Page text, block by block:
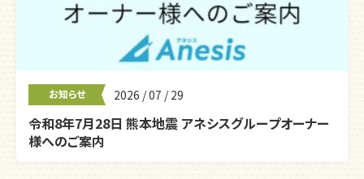
お知らせ 2026 / 07 / 29
令和8年7月28日 熊本地震 アネシスグループオーナー
様へのご案内